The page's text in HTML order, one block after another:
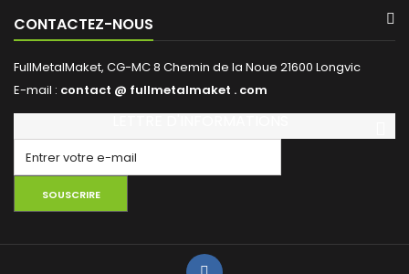
CONTACTEZ-NOUS
FullMetalMaket, CG-MC 8 Chemin de la Noue 21600 Longvic
E-mail : contact @ fullmetalmaket . com
SOUSCRIRE